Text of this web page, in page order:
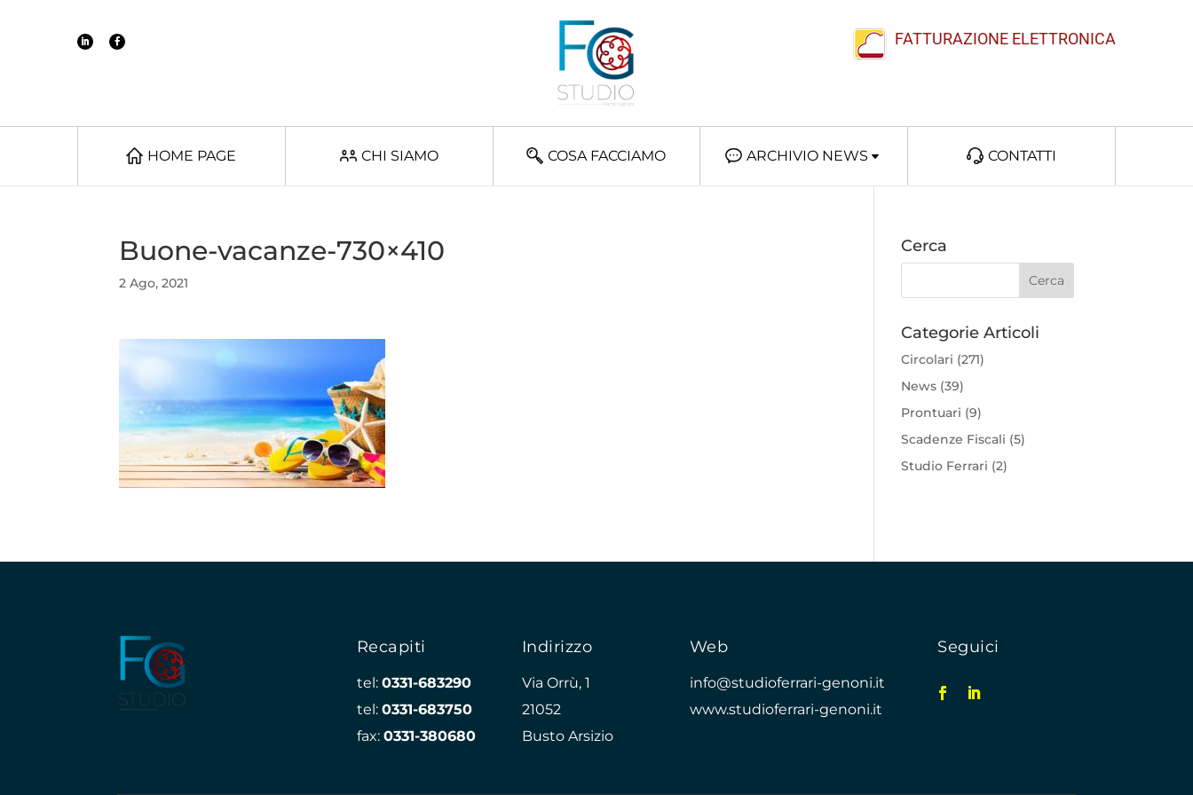
FATTURAZIONE ELETTRONICA
HOME PAGE CHI SIAMO COSA FACCIAMO ARCHIVIO NEWS CONTATTI
Buone-vacanze-730×410
2 Ago, 2021
Cerca
Categorie Articoli
Circolari (271)
News (39)
Prontuari (9)
Scadenze Fiscali (5)
Studio Ferrari (2)
Recapiti
tel: 0331-683290
tel: 0331-683750
fax: 0331-380680
Indirizzo
Via Orrù, 1
21052
Busto Arsizio
Web
info@studioferrari-genoni.it
www.studioferrari-genoni.it
Seguici